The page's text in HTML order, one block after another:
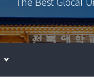
오시는 길
영상